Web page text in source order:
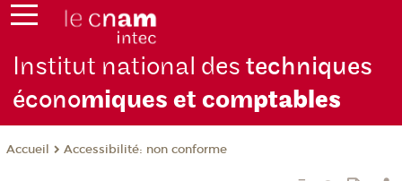
Institut national destechniques
économiques et comptables
Accueil Accessibilité: non conforme